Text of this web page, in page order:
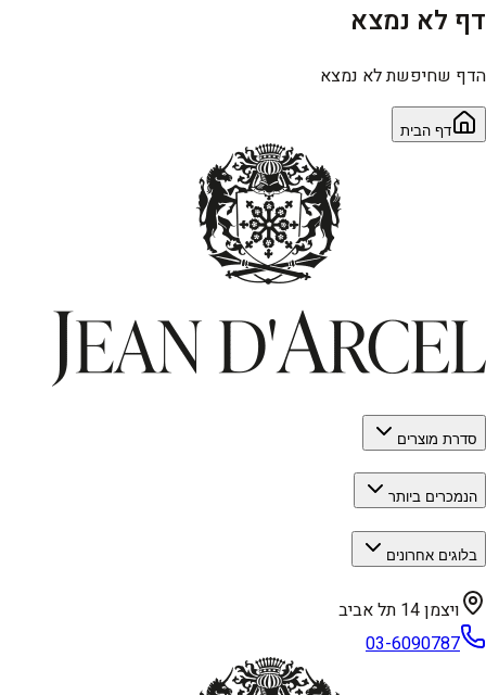
דף לא נמצא
הדף שחיפשת לא נמצא
דף הבית
סדרת מוצרים
הנמכרים ביותר
בלוגים אחרונים
ויצמן 14 תל אביב
03-6090787